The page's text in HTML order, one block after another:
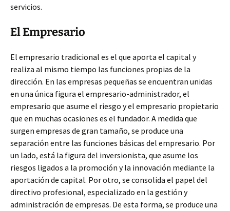
servicios.
El Empresario
El empresario tradicional es el que aporta el capital y
realiza al mismo tiempo las funciones propias de la
dirección. En las empresas pequeñas se encuentran unidas
en una única figura el empresario-administrador, el
empresario que asume el riesgo y el empresario propietario
que en muchas ocasiones es el fundador. A medida que
surgen empresas de gran tamaño, se produce una
separación entre las funciones básicas del empresario. Por
un lado, está la figura del inversionista, que asume los
riesgos ligados a la promoción y la innovación mediante la
aportación de capital. Por otro, se consolida el papel del
directivo profesional, especializado en la gestión y
administración de empresas. De esta forma, se produce una